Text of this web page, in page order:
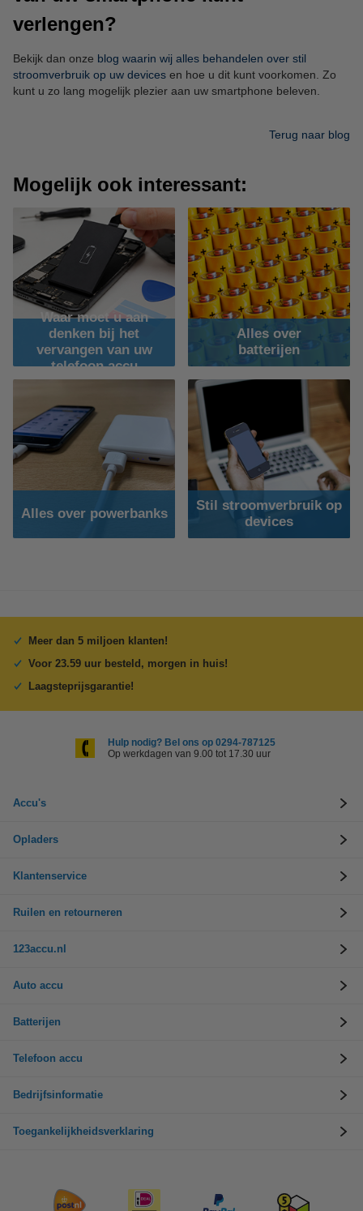
verlengen?
Bekijk dan onze blog waarin wij alles behandelen over stil
stroomverbruik op uw devices en hoe u dit kunt voorkomen. Zo
kunt u zo lang mogelijk plezier aan uw smartphone beleven.
Terug naar blog
Mogelijk ook interessant:
Waar moet u aan
denken bij het
vervangen van uw
telefoon accu
Alles over
batterijen
Alles over powerbanks
Stil stroomverbruik op
devices
Meer dan 5 miljoen klanten!
Voor 23.59 uur besteld, morgen in huis!
Laagsteprijsgarantie!
Hulp nodig? Bel ons op 0294-787125
Op werkdagen van 9.00 tot 17.30 uur
Accu's
Opladers
Klantenservice
Ruilen en retourneren
123accu.nl
Auto accu
Batterijen
Telefoon accu
Bedrijfsinformatie
Toegankelijkheidsverklaring